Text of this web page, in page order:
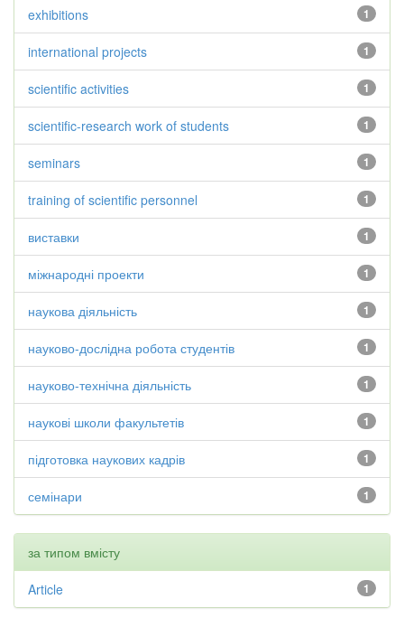
1
exhibitions
1
international projects
1
scientific activities
1
scientific-research work of students
1
seminars
1
training of scientific personnel
1
виставки
1
міжнародні проекти
1
наукова діяльність
1
науково-дослідна робота студентів
1
науково-технічна діяльність
1
наукові школи факультетів
1
підготовка наукових кадрів
1
семінари
за типом вмісту
1
Article